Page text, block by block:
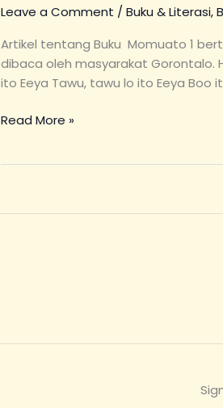
Leave a Comment /Buku & Literasi,
Artikel tentang Buku Momuato 1
dibaca oleh masyarakat Gorontalo.
ito Eeya Tawu, tawu lo ito Eeya Boo
Read More »